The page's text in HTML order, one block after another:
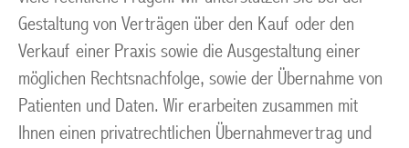
Gestaltung von Verträgen über den Kauf oder den
Verkauf einer Praxis sowie die Ausgestaltung einer
möglichen Rechtsnachfolge, sowie der Übernahme von
Patienten und Daten. Wir erarbeiten zusammen mit
Ihnen einen privatrechtlichen Übernahmevertrag und